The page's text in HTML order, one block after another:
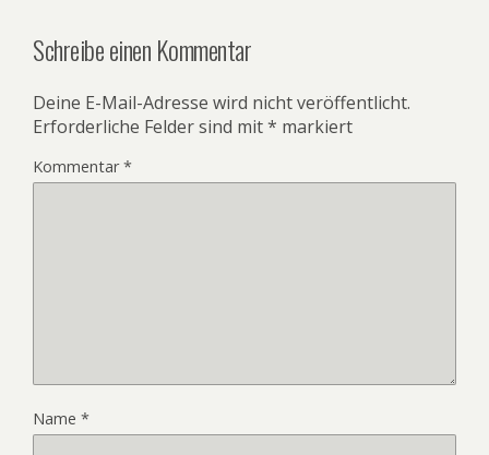
Schreibe einen Kommentar
Deine E-Mail-Adresse wird nicht veröffentlicht.
Erforderliche Felder sind mit* markiert
Kommentar*
Name *